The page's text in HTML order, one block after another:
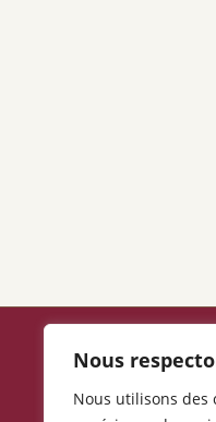
Nous
Nous utilisons des
Politique de